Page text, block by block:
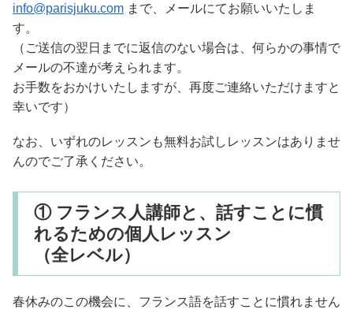
info@parisjuku.com まで、メールにてお願いいたしま
す。
（ご送信の翌日までに返信のない場合は、何らかの事情で
メールの不達が考えられます。
お手数をおかけいたしますが、再度ご連絡いただけますと
幸いです）
なお、いずれのレッスンも無料お試しレッスンはありませ
んのでご了承ください。
① フランス人講師と、話すことに慣
れるための個人レッスン
（全レベル）
春休みのこの機会に、フランス語を話すことに慣れません